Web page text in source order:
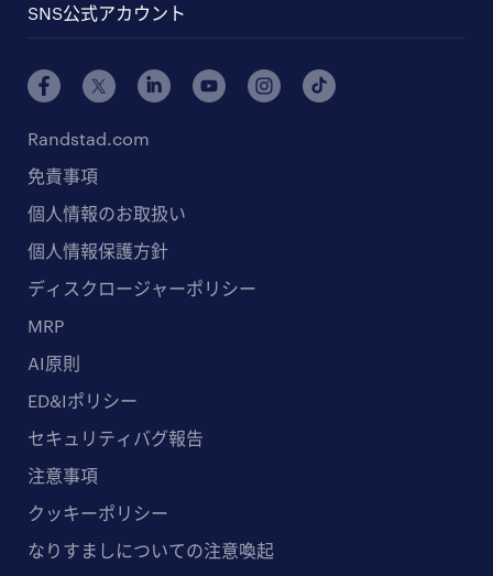
SNS公式アカウント
Randstad.com
免責事項
個人情報のお取扱い
個人情報保護方針
ディスクロージャーポリシー
MRP
AI原則
ED&Iポリシー
セキュリティバグ報告
注意事項
クッキーポリシー
なりすましについての注意喚起